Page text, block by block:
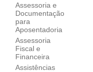
Assessoria e
Documentação
para
Aposentadoria
Assessoria
Fiscal e
Financeira
Assistências